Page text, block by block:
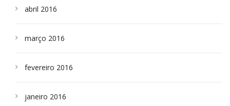
abril 2016
março 2016
fevereiro 2016
janeiro 2016